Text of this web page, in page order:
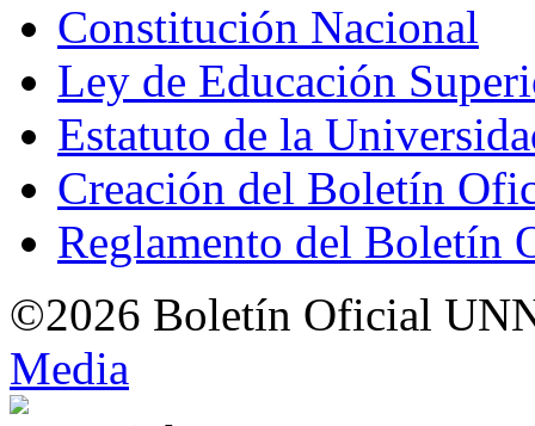
Constitución Nacional
Ley de Educación
Estatuto de la
Creación del Boletín
Reglamento del Boletín
©2026 Boletín Oficial
Media